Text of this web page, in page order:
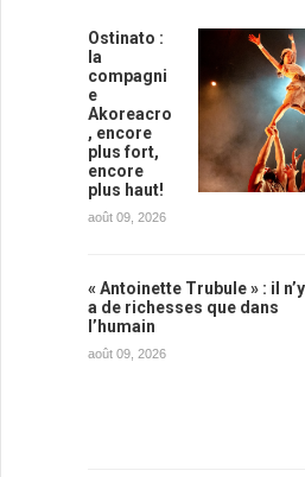
Ostinato :
la
compagni
e
Akoreacro
, encore
plus fort,
encore
plus haut!
août 09, 2026
« Antoinette Trubule » : il n’y
a de richesses que dans
l’humain
août 09, 2026